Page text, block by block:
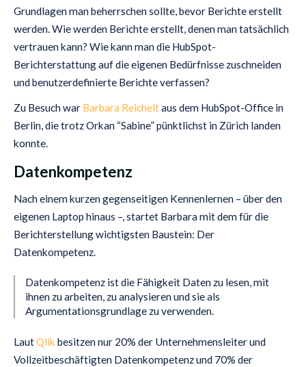
Grundlagen man beherrschen sollte, bevor Berichte erstellt
werden. Wie werden Berichte erstellt, denen man tatsächlich
vertrauen kann? Wie kann man die HubSpot-
Berichterstattung auf die eigenen Bedürfnisse zuschneiden
und benutzerdefinierte Berichte verfassen?
Zu Besuch war Barbara Reicheltaus dem HubSpot-Office in
Berlin, die trotz Orkan “Sabine” pünktlichst in Zürich landen
konnte.
Datenkompetenz
Nach einem kurzen gegenseitigen Kennenlernen – über den
eigenen Laptop hinaus –, startet Barbara mit dem für die
Berichterstellung wichtigsten Baustein: Der
Datenkompetenz.
Datenkompetenz ist die Fähigkeit Daten zu lesen, mit
ihnen zu arbeiten, zu analysieren und sie als
Argumentationsgrundlage zu verwenden.
LautQlik besitzen nur 20% der Unternehmensleiter und
Vollzeitbeschäftigten Datenkompetenz und 70% der